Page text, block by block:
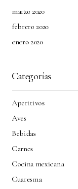
marzo 2020
febrero 2020
enero 2020
Categorías
Aperitivos
Aves
Bebidas
Carnes
Cocina mexicana
Cuaresma